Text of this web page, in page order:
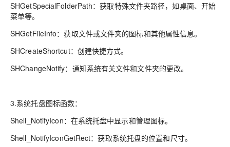
SHGetSpecialFolderPath：获取特殊文件夹路径，如桌面、开始
菜单等。
SHGetFileInfo：获取文件或文件夹的图标和其他属性信息。
SHCreateShortcut：创建快捷方式。
SHChangeNotify：通知系统有关文件和文件夹的更改。
3.系统托盘图标函数：
Shell_NotifyIcon：在系统托盘中显示和管理图标。
Shell_NotifyIconGetRect：获取系统托盘的位置和尺寸。